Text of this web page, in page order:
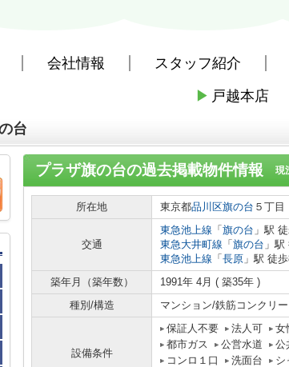
会社情報 スタッフ紹介
▶ 戸越本店
(賃貸)路線・駅から探す 東急電鉄東急
台
プラザ旗の台の過去掲載物件情報 現
所在地 東京都品川区旗の台 ５丁目
交通
東急池上線 「 旗の台 」駅
東急大井町線 「 旗の台 」駅
東急池上線 「 長原 」駅 徒
築年月（築年数）
1991年 4月 ( 築35年 )
種別/構造
マンション/鉄筋コンクリー
設備条件
保証人不要 法人可 女
都市ガス
公営水道 公
コンロ１口
洗面台 シ